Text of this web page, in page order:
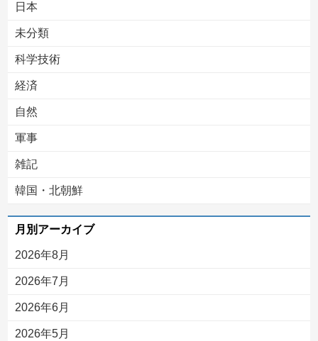
日本
未分類
科学技術
経済
自然
軍事
雑記
韓国・北朝鮮
月別アーカイブ
2026年8月
2026年7月
2026年6月
2026年5月